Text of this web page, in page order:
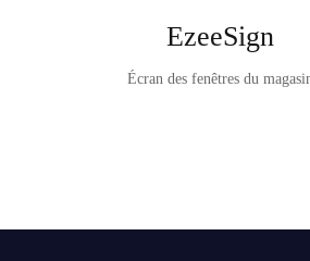
EzeeSign
Écran des fenêtres du